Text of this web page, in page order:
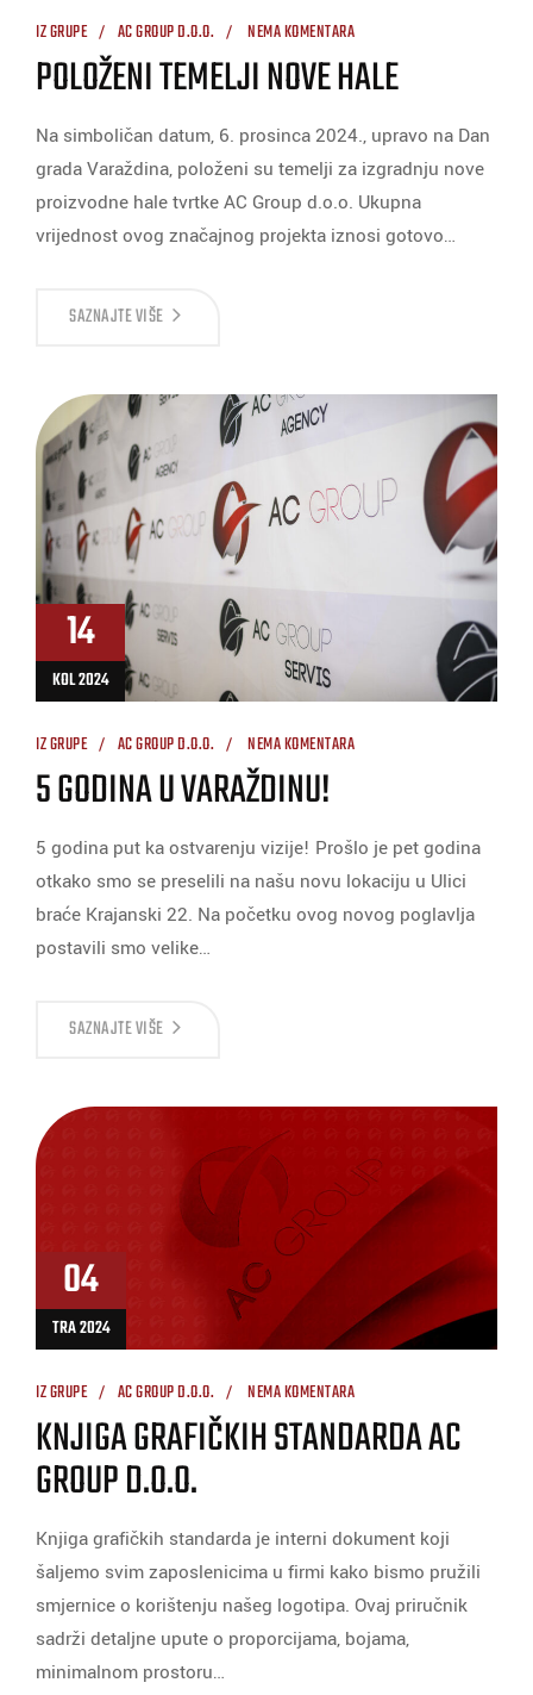
IZ GRUPE AC GROUP D.O.O. NEMA KOMENTARA
POLOŽENI TEMELJI NOVE HALE
Na simboličan datum, 6. prosinca 2024., upravo na Dan
grada Varaždina, položeni su temelji za izgradnju nove
proizvodne hale tvrtke AC Group d.o.o. Ukupna
vrijednost ovog značajnog projekta iznosi gotovo…
SAZNAJTE VIŠE
14
KOL 2024
IZ GRUPE AC GROUP D.O.O. NEMA KOMENTARA
5 GODINA U VARAŽDINU!
5 godina put ka ostvarenju vizije! Prošlo je pet godina
otkako smo se preselili na našu novu lokaciju u Ulici
braće Krajanski 22. Na početku ovog novog poglavlja
postavili smo velike…
SAZNAJTE VIŠE
04
TRA 2024
IZ GRUPE AC GROUP D.O.O. NEMA KOMENTARA
KNJIGA GRAFIČKIH STANDARDA AC
GROUP D.O.O.
Knjiga grafičkih standarda je interni dokument koji
šaljemo svim zaposlenicima u firmi kako bismo pružili
smjernice o korištenju našeg logotipa. Ovaj priručnik
sadrži detaljne upute o proporcijama, bojama,
minimalnom prostoru…